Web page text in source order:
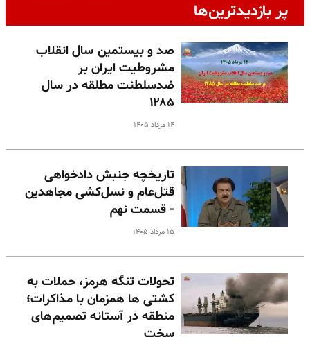
پر بازدیدترین‌ها
صد و بیستمین سال انقلاب
مشروطیت ایران بر
ضدسلطنت مطلقه در سال
۱۲۸۵
۱۴ مرداد ۱۴۰۵
تاریخچه جنبش دادخواهی
قتل‌عام و نسل‌کشی مجاهدین
- قسمت نهم
۱۵ مرداد ۱۴۰۵
تحولات تنگه هرمز، حملات به
کشتی ها همزمان با مذاکرات؛
منطقه در آستانه تصمیم‌های
سخت